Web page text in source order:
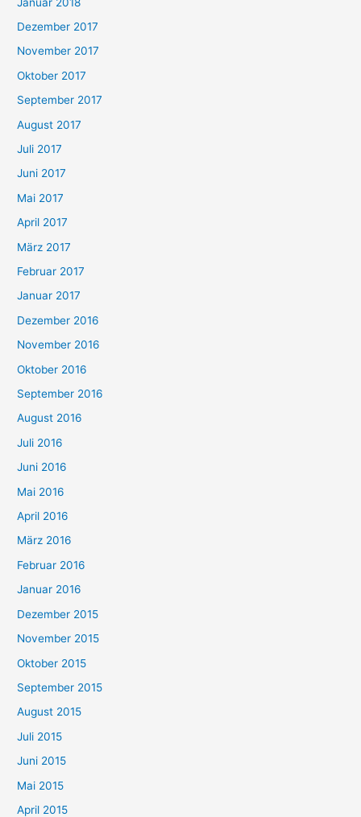
Dezember 2017
November 2017
Oktober 2017
September 2017
August 2017
Juli 2017
Juni 2017
Mai 2017
April 2017
März 2017
Februar 2017
Januar 2017
Dezember 2016
November 2016
Oktober 2016
September 2016
August 2016
Juli 2016
Juni 2016
Mai 2016
April 2016
März 2016
Februar 2016
Januar 2016
Dezember 2015
November 2015
Oktober 2015
September 2015
August 2015
Juli 2015
Juni 2015
Mai 2015
April 2015